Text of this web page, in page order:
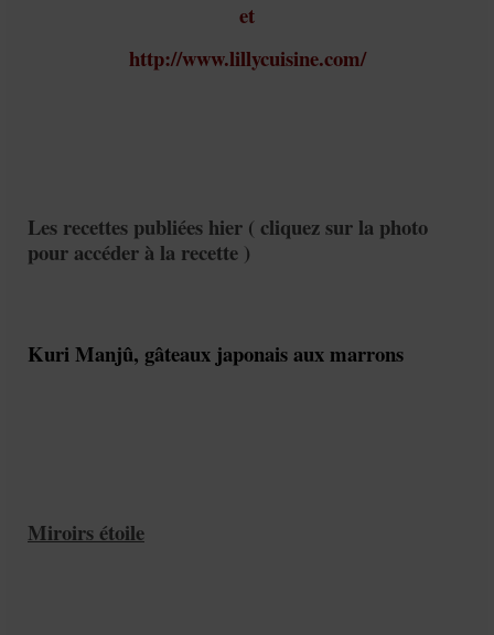
et
http://www.lillycuisine.com/
Les recettes publiées hier ( cliquez sur la photo
pour accéder à la recette )
Kuri Manjû, gâteaux japonais aux marrons
Miroirs étoile